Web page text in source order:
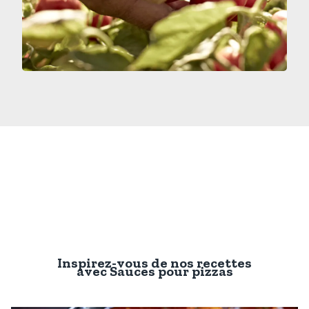
Inspirez-vous de nos recettes
avecSauces pour pizzas